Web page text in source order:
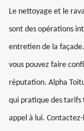
Le nettoyage et le
sont des opérations
entretien de la
vous pouvez faire
réputation. Alpha
qui pratique des tarifs
appel à lui. Contactez-